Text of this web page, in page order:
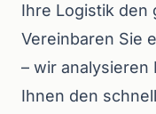
Ihre Logistik den
Vereinbaren Sie
– wir
Ihnen den